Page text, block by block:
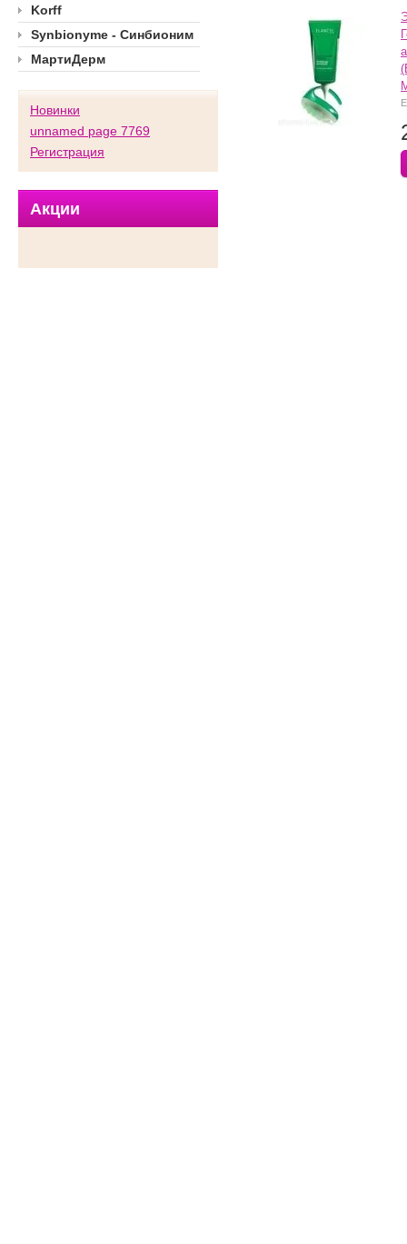
Korff
Synbionyme - Синбионим
МартиДерм
Новинки
unnamed page 7769
Регистрация
Акции